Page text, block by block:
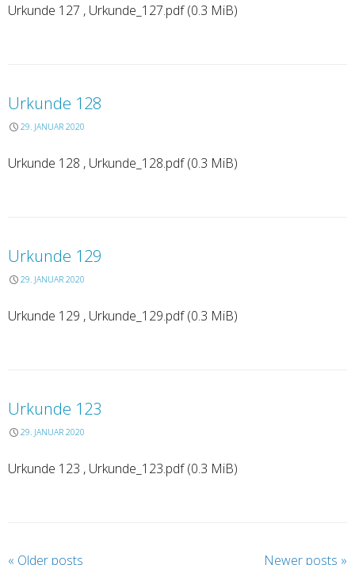
Urkunde 127 , Urkunde_127.pdf (0.3 MiB)
Urkunde 128
29. JANUAR 2020
Urkunde 128 , Urkunde_128.pdf (0.3 MiB)
Urkunde 129
29. JANUAR 2020
Urkunde 129 , Urkunde_129.pdf (0.3 MiB)
Urkunde 123
29. JANUAR 2020
Urkunde 123 , Urkunde_123.pdf (0.3 MiB)
P
« Older posts Newer posts »